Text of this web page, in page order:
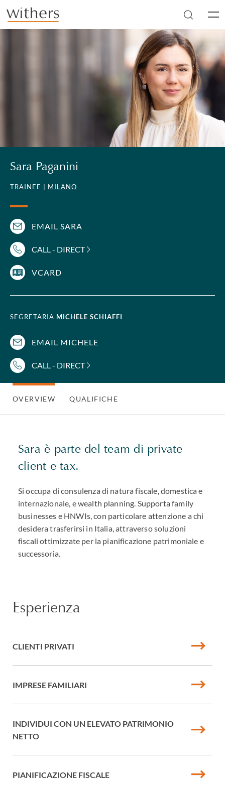
Skip to main content
Sara Paganini
TRAINEE | MILANO
EMAIL SARA
CALL - DIRECT
VCARD
SEGRETARIA MICHELE SCHIAFFI
EMAIL MICHELE
CALL - DIRECT
OVERVIEW QUALIFICHE
Sara è parte del team di private
client e tax.
Si occupa di consulenza di natura fiscale, domestica e
internazionale, e wealth planning. Supporta family
businesses e HNWIs, con particolare attenzione a chi
desidera trasferirsi in Italia, attraverso soluzioni
fiscali ottimizzate per la pianificazione patrimoniale e
successoria.
Esperienza
CLIENTI PRIVATI
IMPRESE FAMILIARI
INDIVIDUI CON UN ELEVATO PATRIMONIO
NETTO
PIANIFICAZIONE FISCALE